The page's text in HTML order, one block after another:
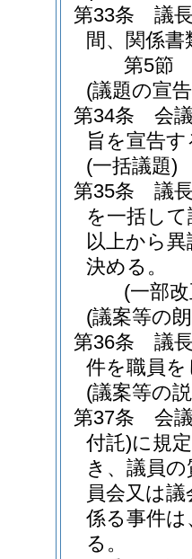
第33条
議
間、関係
第5節
(議題の宣
第34条
会
旨を宣告
(一括議題)
第35条
議
を一括し
以上から
決める。
(一部
(議案等の
第36条
議
件を職員
(議案等の
第37条
会
付託)に規
き、議員
員会又は
係る事件
る。